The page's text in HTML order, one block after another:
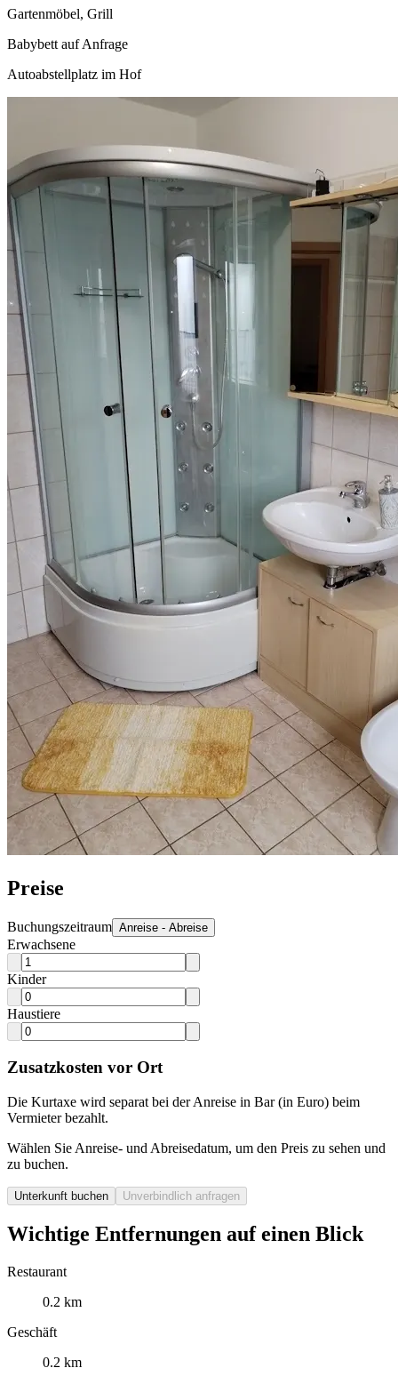
Gartenmöbel, Grill
Babybett auf Anfrage
Autoabstellplatz im Hof
Preise
Buchungszeitraum Anreise - Abreise
Erwachsene
Kinder
Haustiere
Zusatzkosten vor Ort
Die Kurtaxe wird separat bei der Anreise in Bar (in Euro) beim
Vermieter bezahlt.
Wählen Sie Anreise- und Abreisedatum, um den Preis zu sehen und
zu buchen.
Unterkunft buchen Unverbindlich anfragen
Wichtige Entfernungen auf einen Blick
Restaurant
0.2 km
Geschäft
0.2 km